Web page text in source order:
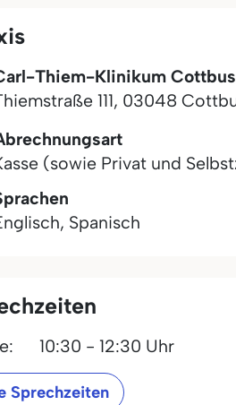
Thiem-Klinikum
111, 03048
(sowie Privat und
Spanisch
10:30 - 12:30 Uhr
Sprechzeiten